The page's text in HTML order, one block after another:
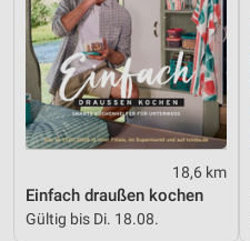
18,6 km
Einfach draußen kochen
Gültig bis Di. 18.08.